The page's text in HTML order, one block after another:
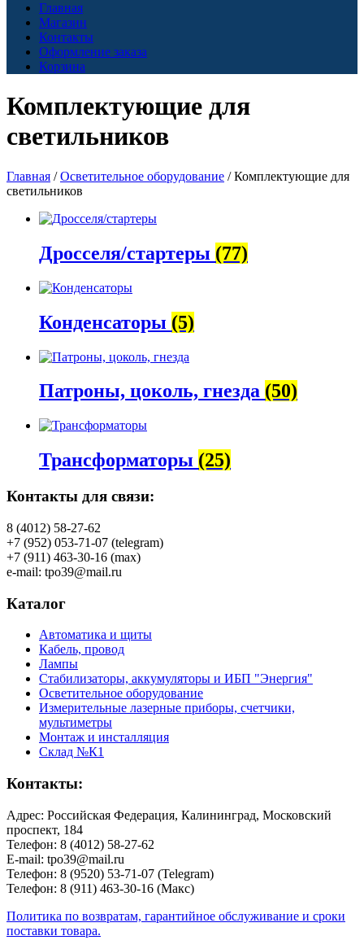
Главная
Магазин
Контакты
Оформление заказа
Корзина
Комплектующие для
светильников
Главная /Осветительное оборудование / Комплектующие для
светильников
Дросселя/стартеры (77)
Конденсаторы (5)
Патроны, цоколь, гнезда (50)
Трансформаторы (25)
Контакты для связи:
8 (4012) 58-27-62
+7 (952) 053-71-07 (telegram)
+7 (911) 463-30-16 (max)
e-mail: tpo39@mail.ru
Каталог
Автоматика и щиты
Кабель, провод
Лампы
Стабилизаторы, аккумуляторы и ИБП "Энергия"
Осветительное оборудование
Измерительные лазерные приборы, счетчики,
мультиметры
Монтаж и инсталляция
Склад №К1
Контакты:
Адрес: Российская Федерация, Калининград, Московский
проспект, 184
Телефон: 8 (4012) 58-27-62
E-mail: tpo39@mail.ru
Телефон: 8 (9520) 53-71-07 (Telegram)
Телефон: 8 (911) 463-30-16 (Макс)
Политика по возвратам, гарантийное обслуживание и сроки
поставки товара.